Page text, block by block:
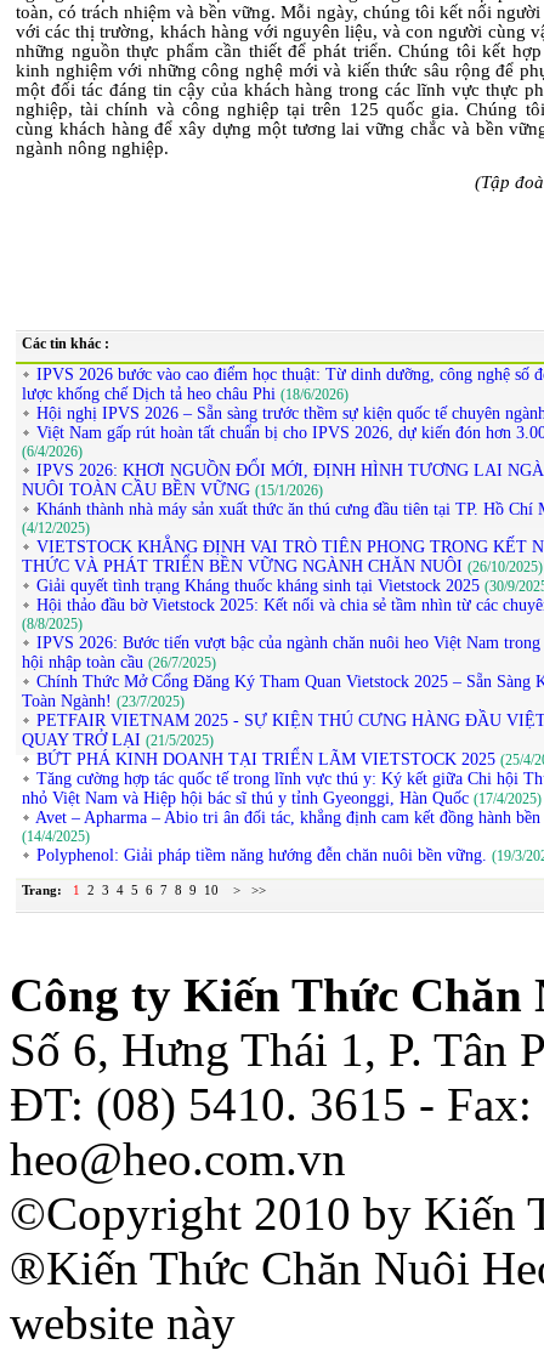
toàn, có trách nhiệm và bền vững. Mỗi ngày, chúng tôi kết nối người
với các thị trường, khách hàng với nguyên liệu, và con người cùng
những nguồn thực phẩm cần thiết để phát triển. Chúng tôi kết
kinh nghiệm với những công nghệ mới và kiến thức sâu rộng để
một đối tác đáng tin cậy của khách hàng trong các lĩnh vực thực
nghiệp, tài chính và công nghiệp tại trên 125 quốc gia. Chúng
cùng khách hàng để xây dựng một tương lai vững chắc và bền
ngành nông nghiệp.
(Tập
Các tin khác :
IPVS 2026 bước vào cao điểm học thuật: Từ dinh dưỡng, công nghệ số
lược khống chế Dịch tả heo châu Phi (18/6/2026)
Hội nghị IPVS 2026 – Sẵn sàng trước thềm sự kiện quốc tế chuyên
Việt Nam gấp rút hoàn tất chuẩn bị cho IPVS 2026, dự kiến đón hơn
(6/4/2026)
IPVS 2026: KHƠI NGUỒN ĐỔI MỚI, ĐỊNH HÌNH TƯƠNG LAI
NUÔI TOÀN CẦU BỀN VỮNG (15/1/2026)
Khánh thành nhà máy sản xuất thức ăn thú cưng đầu tiên tại TP. Hồ Chí
(4/12/2025)
VIETSTOCK KHẲNG ĐỊNH VAI TRÒ TIÊN PHONG TRONG KẾT
THỨC VÀ PHÁT TRIỂN BỀN VỮNG NGÀNH CHĂN NUÔI (26/10/2025)
Giải quyết tình trạng Kháng thuốc kháng sinh tại Vietstock 2025 (30/9/
Hội thảo đầu bờ Vietstock 2025: Kết nối và chia sẻ tầm nhìn từ các
(8/8/2025)
IPVS 2026: Bước tiến vượt bậc của ngành chăn nuôi heo Việt Nam
hội nhập toàn cầu (26/7/2025)
Chính Thức Mở Cổng Đăng Ký Tham Quan Vietstock 2025 – Sẵn Sàng
Toàn Ngành! (23/7/2025)
PETFAIR VIETNAM 2025 - SỰ KIỆN THÚ CƯNG HÀNG ĐẦU
QUAY TRỞ LẠI (21/5/2025)
BỨT PHÁ KINH DOANH TẠI TRIỂN LÃM VIETSTOCK 2025 (25/4/
Tăng cường hợp tác quốc tế trong lĩnh vực thú y: Ký kết giữa Chi hội
nhỏ Việt Nam và Hiệp hội bác sĩ thú y tỉnh Gyeonggi, Hàn Quốc (17/4/2025)
Avet – Apharma – Abio tri ân đối tác, khẳng định cam kết đồng hành
(14/4/2025)
Polyphenol: Giải pháp tiềm năng hướng đễn chăn nuôi bền vững. (19/3/
Trang: 1 2 3 4 5 6 7 8 9 10 > >>
Công ty Kiến Thức Chăn
Số 6, Hưng Thái 1, P. Tân
ĐT: (08) 5410. 3615 -
heo@heo.com.vn
©Copyright 2010 by Kiến
®Kiến Thức Chăn Nuôi
website này